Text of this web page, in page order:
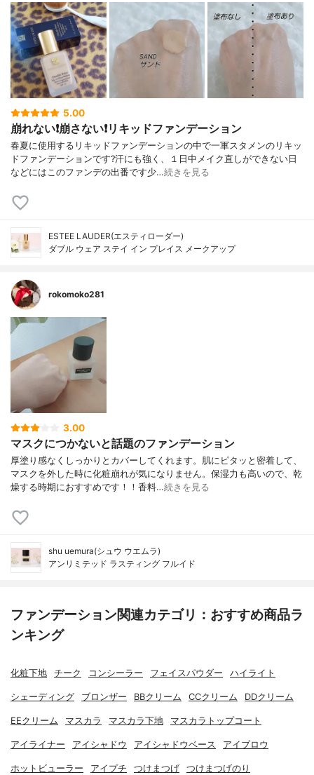
5.00
崩れない❗️崩さない❗️リキッドファンデーション
春夏に使用するリキッドファンデーションの中で一軍スタメンのリキッ
ドファンデーションです?汗にも強く、１日中メイク直しができない日
などにはこのファンデの出番です少…続きを見る
ESTEE LAUDER(エスティローダー)
ダブル ウェア ステイ イン プレイス メークアップ
rokomoko281
3.00
マスクにつかないと話題のファンデーション
厚塗り感なくしっかりとカバーしてくれます。肌にピタッと密着して、
マスクを外した時に化粧崩れが気になりません。保湿力も高いので、乾
燥する時期におすすめです！！香料…続きを見る
shu uemura(シュウ ウエムラ)
アンリミテッド ラスティング フルイド
ファンデーション関連カテゴリ：おすすめ商品ラ
ンキング
化粧下地 チーク コンシーラー フェイスパウダー ハイライト
シェーディング ブロンザー BBクリーム CCクリーム DDクリーム
EEクリーム マスカラ マスカラ下地 マスカラトップコート
アイライナー アイシャドウ アイシャドウベース アイブロウ
ホットビューラー アイプチ つけまつげ つけまつげのり